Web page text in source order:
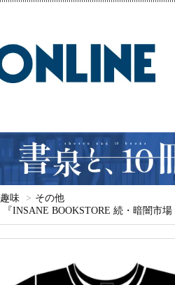
趣味 > その他
『INSANE BOOKSTORE 続・暗闇市